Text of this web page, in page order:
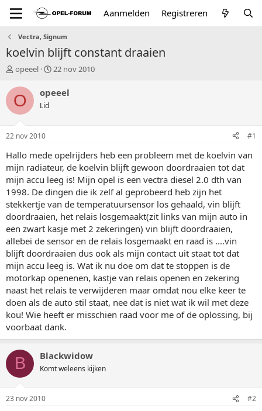
Aanmelden Registreren
Vectra, Signum
koelvin blijft constant draaien
T
p
i
a
r
t
e
r
opeeel
S
a
u
22 nov 2010
O opeeel
Lid
22 nov 2010 #1
Hallo mede opelrijders heb een probleem met de koelvin van
mijn radiateur, de koelvin blijft gewoon doordraaien tot dat
mijn accu leeg is! Mijn opel is een vectra diesel 2.0 dth van
1998. De dingen die ik zelf al geprobeerd heb zijn het
stekkertje van de temperatuursensor los gehaald, vin blijft
doordraaien, het relais losgemaakt(zit links van mijn auto in
een zwart kasje met 2 zekeringen) vin blijft doordraaien,
allebei de sensor en de relais losgemaakt en raad is ....vin
blijft doordraaien dus ook als mijn contact uit staat tot dat
mijn accu leeg is. Wat ik nu doe om dat te stoppen is de
motorkap openenen, kastje van relais openen en zekering
naast het relais te verwijderen maar omdat nou elke keer te
doen als de auto stil staat, nee dat is niet wat ik wil met deze
kou! Wie heeft er misschien raad voor me of de oplossing, bij
voorbaat dank.
B Blackwidow
Komt weleens kijken
23 nov 2010 #2